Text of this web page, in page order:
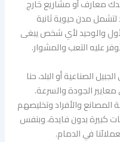
معارف أو مشاريع خارج
لتشمل مدن حيوية ثانية
والوحيد لأي شخص يبغى
عليه التعب والمشوار.
الصناعية أو البلد، حنا
معايير الجودة والسرعة.
والأفراد وتخليصهم
كبيرة بدون فايدة، وبنفس
في الدمام.